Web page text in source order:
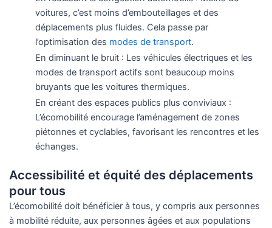
voitures, c’est moins d’embouteillages et des
déplacements plus fluides. Cela passe par
l’optimisation des modes de transport.
En diminuant le bruit : Les véhicules électriques et les
modes de transport actifs sont beaucoup moins
bruyants que les voitures thermiques.
En créant des espaces publics plus conviviaux :
L’écomobilité encourage l’aménagement de zones
piétonnes et cyclables, favorisant les rencontres et les
échanges.
Accessibilité et équité des déplacements
pour tous
L’écomobilité doit bénéficier à tous, y compris aux personnes
à mobilité réduite, aux personnes âgées et aux populations